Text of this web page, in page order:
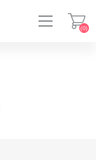
(0)